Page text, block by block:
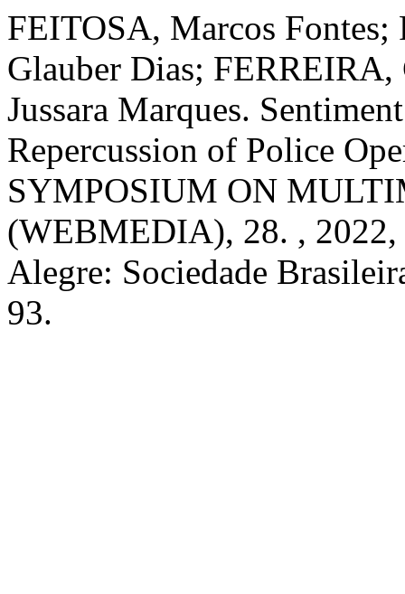
FEITOSA, Marcos
Glauber Dias;
Jussara Marques.
Repercussion of Police
SYMPOSIUM ON
(WEBMEDIA), 28. ,
Alegre: Sociedade
93.